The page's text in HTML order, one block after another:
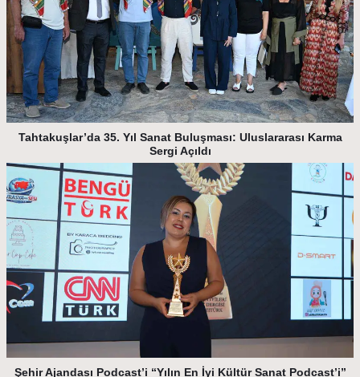
Tahtakuşlar’da 35. Yıl Sanat Buluşması: Uluslararası Karma
Sergi Açıldı
Şehir Ajandası Podcast’i “Yılın En İyi Kültür Sanat Podcast’i”